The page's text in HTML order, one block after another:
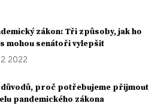
zákon: Tři způsoby, jak ho
mohou senátoři vylepšit
2022
důvodů, proč potřebujeme přijmout
pandemického zákona